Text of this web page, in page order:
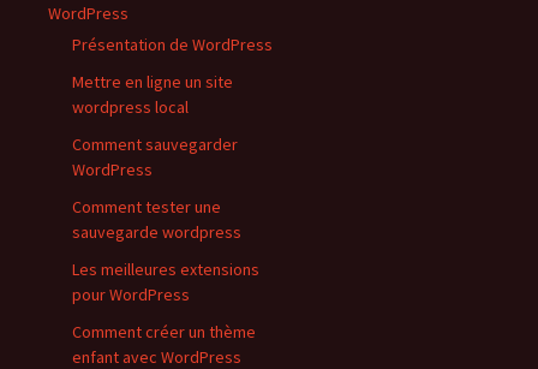
WordPress
Présentation de WordPress
Mettre en ligne un site
wordpress local
Comment sauvegarder
WordPress
Comment tester une
sauvegarde wordpress
Les meilleures extensions
pour WordPress
Comment créer un thème
enfant avec WordPress